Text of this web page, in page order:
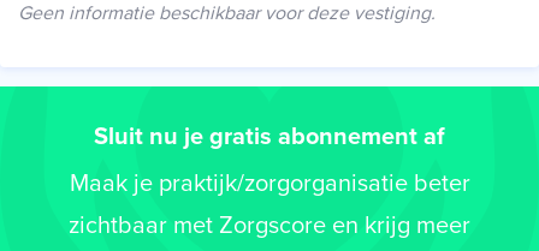
Geen informatie beschikbaar voor deze vestiging.
Sluit nu je gratis abonnement af
Maak je praktijk/zorgorganisatie beter
zichtbaar met Zorgscore en krijg meer